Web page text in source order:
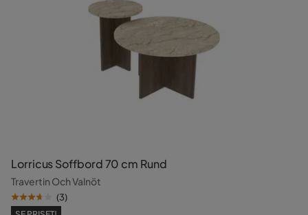
Lorricus Soffbord 70 cm Rund
Travertin Och Valnöt
(3)